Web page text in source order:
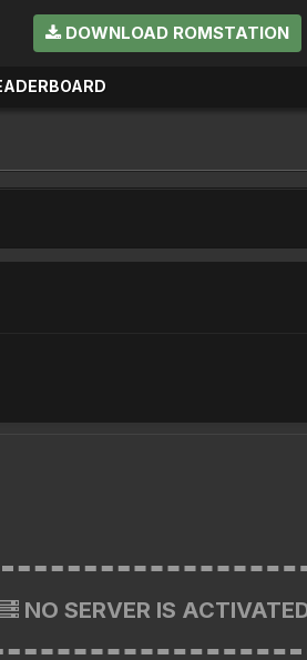
DOWNLOAD ROMSTATION
NO SERVER IS